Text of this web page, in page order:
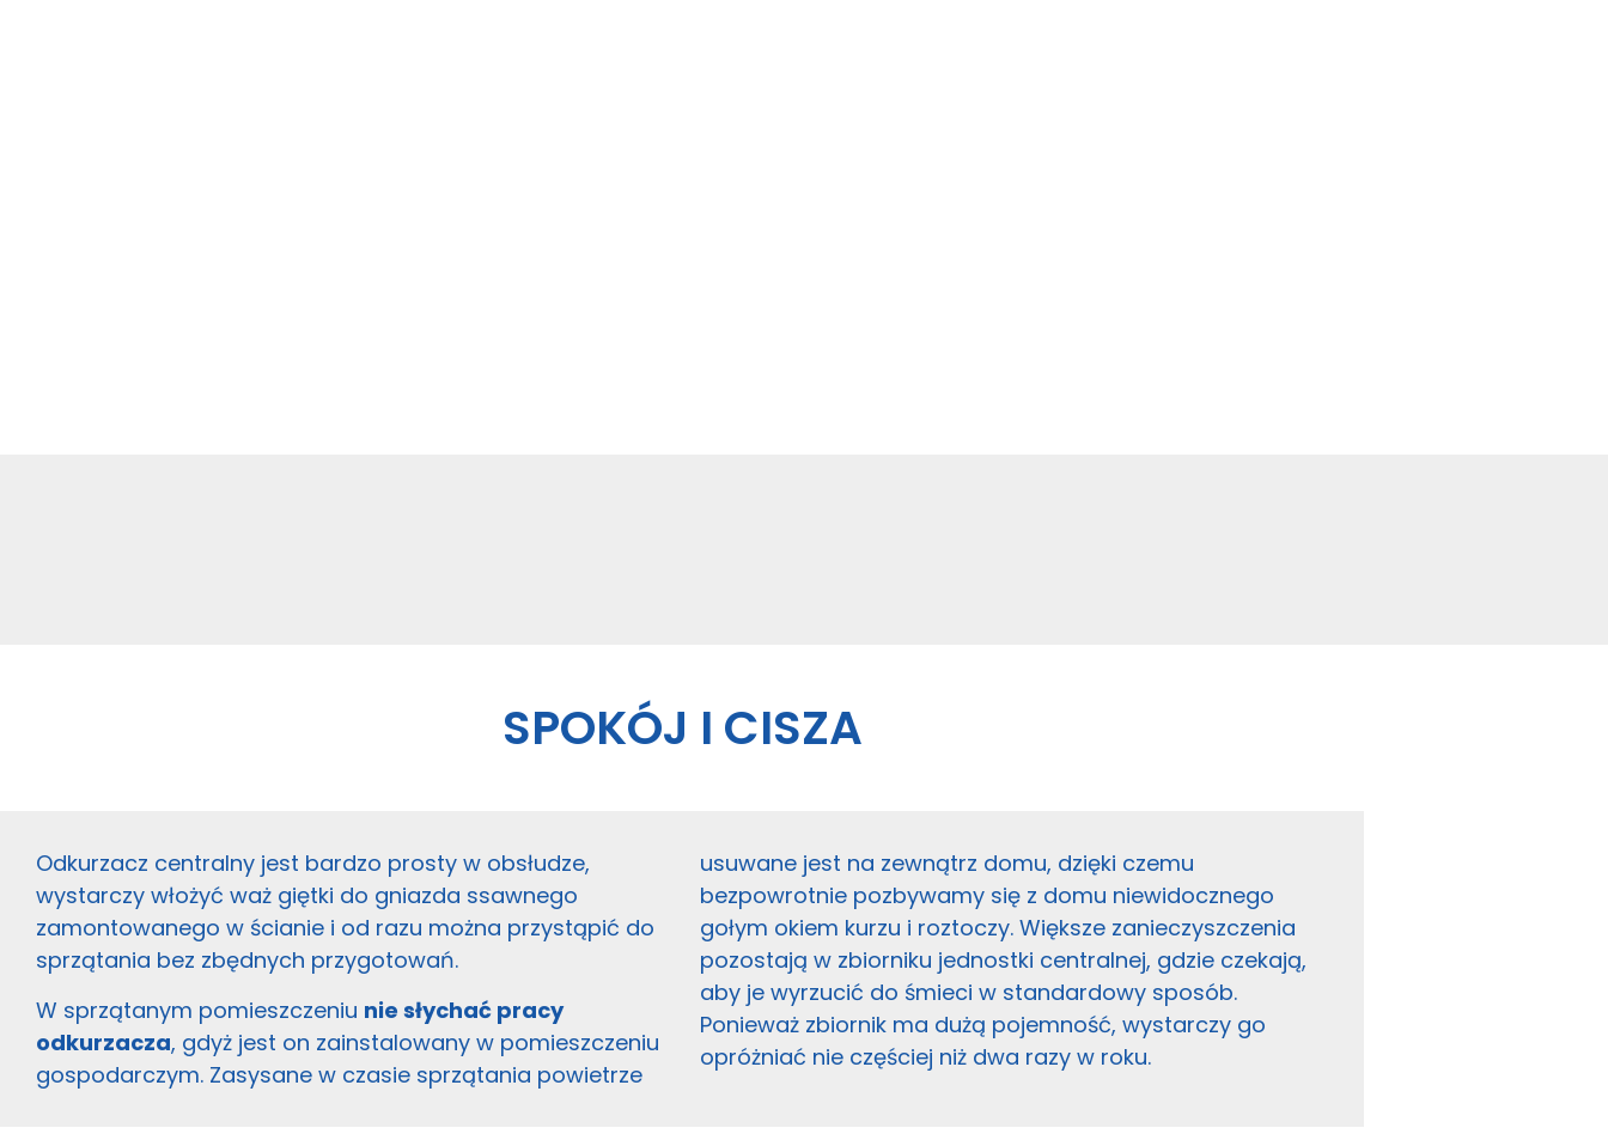
SPOKÓJ I CISZA
Odkurzacz centralny jest bardzo prosty w obsłudze,
wystarczy włożyć waż giętki do gniazda ssawnego
zamontowanego w ścianie i od razu można przystąpić do
sprzątania bez zbędnych przygotowań.
W sprzątanym pomieszczeniu nie słychać pracy
odkurzacza, gdyż jest on zainstalowany w pomieszczeniu
gospodarczym. Zasysane w czasie sprzątania powietrze
usuwane jest na zewnątrz domu, dzięki czemu
bezpowrotnie pozbywamy się z domu niewidocznego
gołym okiem kurzu i roztoczy. Większe zanieczyszczenia
pozostają w zbiorniku jednostki centralnej, gdzie czekają,
aby je wyrzucić do śmieci w standardowy sposób.
Ponieważ zbiornik ma dużą pojemność, wystarczy go
opróżniać nie częściej niż dwa razy w roku.